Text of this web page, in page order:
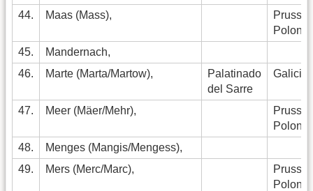
44. Maas (Mass),
Pruss.
Polonia
45.
Mandernach,
46.
Marte (Marta/Martow),
Palatinado
del Sarre
Galicia
47. Meer (Mäer/Mehr),
Pruss.
Polonia
48.
Menges (Mangis/Mengess),
49.
Mers (Merc/Marc),
Pruss.
Polonia